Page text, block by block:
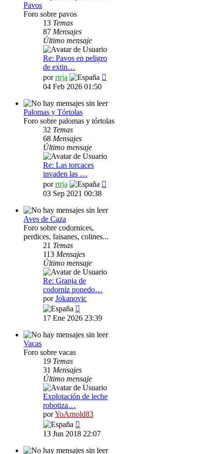
Pavos
Foro sobre pavos
13 Temas
87 Mensajes
Último mensaje
Re: Pavos en peligro
de extin…
porrtrja
04 Feb 2026 01:50
Palomas y Tórtolas
Foro sobre palomas y tórtolas
32 Temas
68 Mensajes
Último mensaje
Re: Las torcaces
invaden las …
porrtrja
03 Sep 2021 00:38
Aves de Caza
Foro sobre codornices,
perdices, faisanes, colines...
21 Temas
113 Mensajes
Último mensaje
Re: Granja de
codorniz ponedo…
porJokanovic
último
17 Ene 2026 23:39
Vacas
Foro sobre vacas
19 Temas
31 Mensajes
Último mensaje
Explotación de leche
robotiza…
porYoArnold83
último
13 Jun 2018 22:07